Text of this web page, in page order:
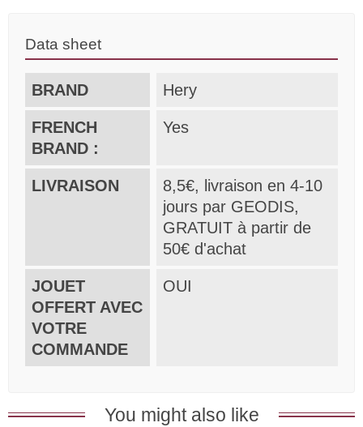
Data sheet
BRAND Hery
FRENCH
BRAND :
Yes
LIVRAISON
8,5€, livraison en 4-10
jours par GEODIS,
GRATUIT à partir de
50€ d'achat
JOUET
OFFERT AVEC
VOTRE
COMMANDE
OUI
You might also like